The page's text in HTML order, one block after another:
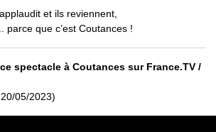
et ils reviennent,
parce que c’est Coutances !
spectacle à Coutances sur France.TV /
05/2023)